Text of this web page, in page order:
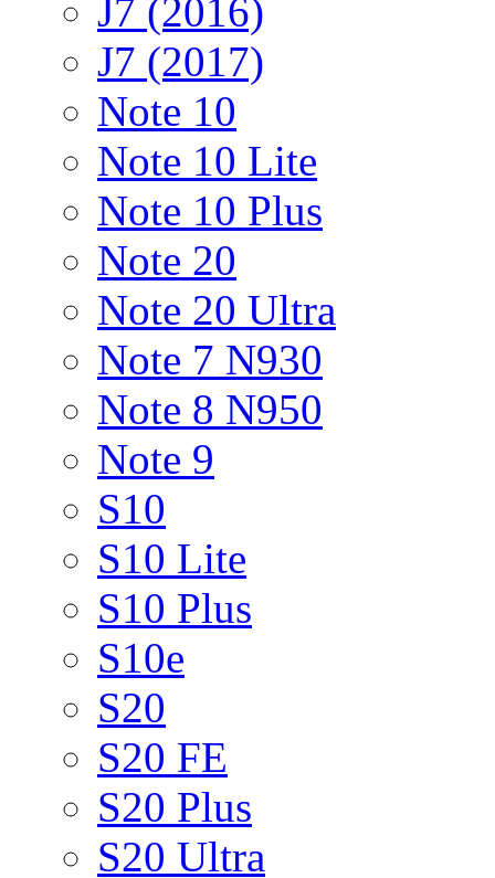
J7 (2016)
J7 (2017)
Note 10
Note 10 Lite
Note 10 Plus
Note 20
Note 20 Ultra
Note 7 N930
Note 8 N950
Note 9
S10
S10 Lite
S10 Plus
S10e
S20
S20 FE
S20 Plus
S20 Ultra